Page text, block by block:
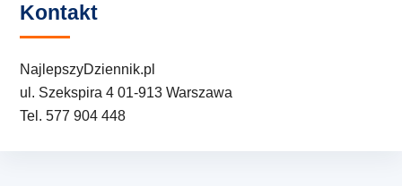
Kontakt
NajlepszyDziennik.pl
ul. Szekspira 4 01-913 Warszawa
Tel. 577 904 448